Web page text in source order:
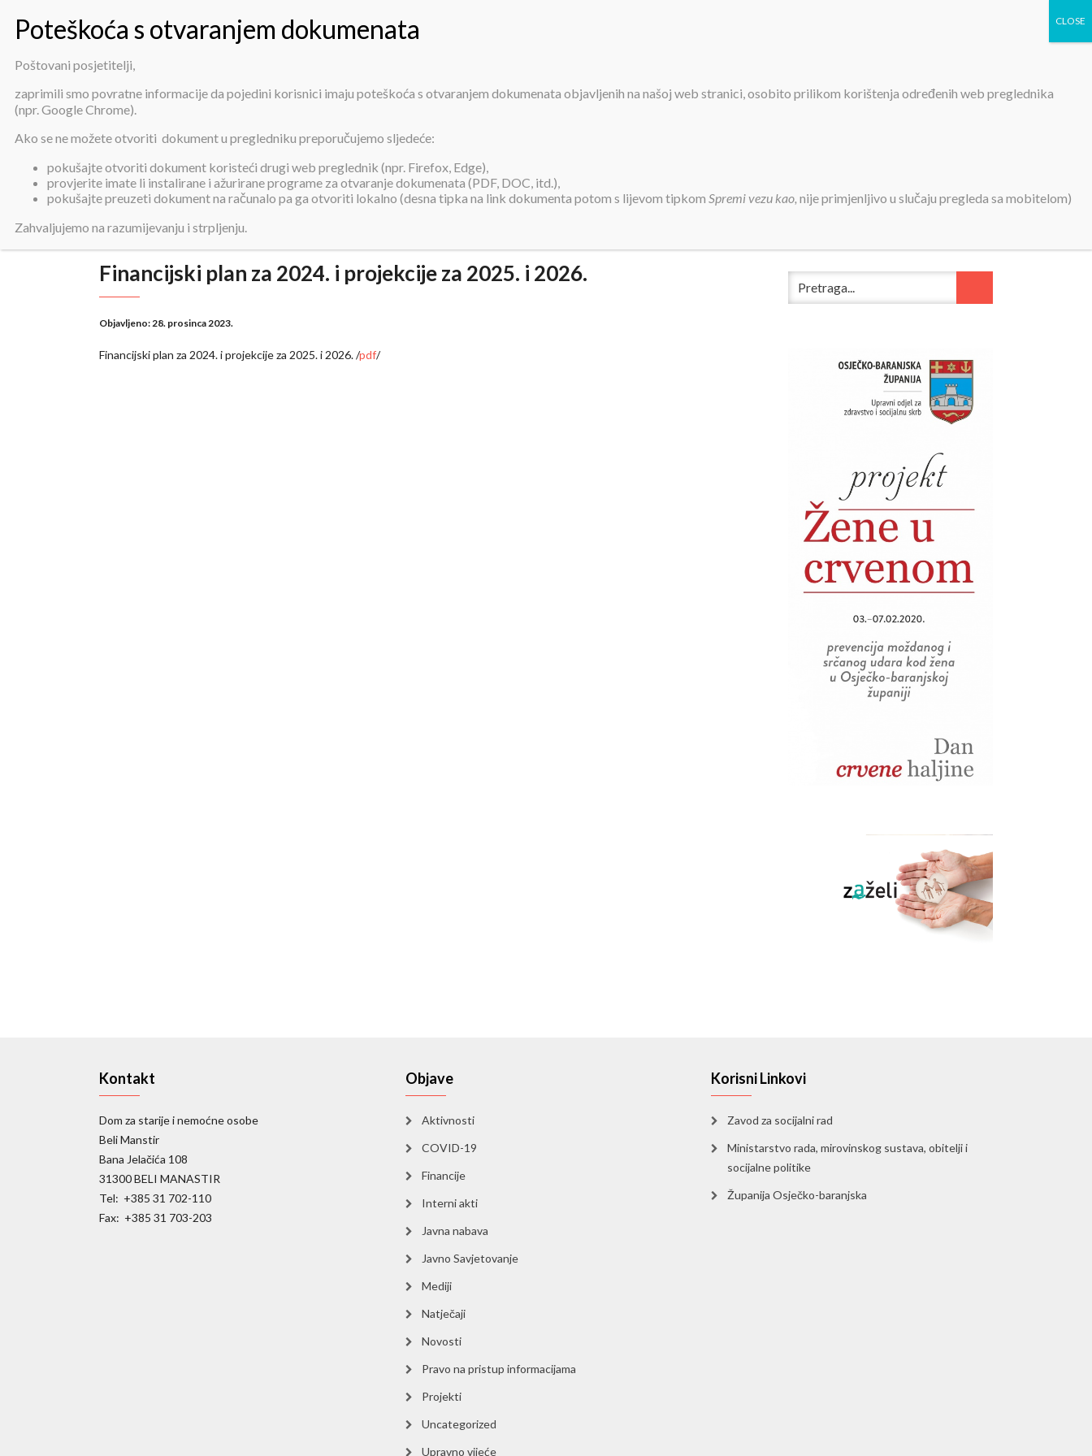
Financijski plan za 2024. i projekcije za 2025. i 2026.
Financijski plan za 2024. i projekcije za 2025. i 2026.
Objavljeno: 28. prosinca 2023.
Financijski plan za 2024. i projekcije za 2025. i 2026. /pdf/
Kontakt
Dom za starije i nemoćne osobe
Beli Manstir
Bana Jelačića 108
31300 BELI MANASTIR
Tel: +385 31 702-110
Fax: +385 31 703-203
Objave
Aktivnosti
COVID-19
Financije
Interni akti
Javna nabava
Javno Savjetovanje
Mediji
Natječaji
Novosti
Pravo na pristup informacijama
Projekti
Uncategorized
Upravno vijeće
Korisni Linkovi
Zavod za socijalni rad
Ministarstvo rada, mirovinskog sustava, obitelji i
socijalne politike
Županija Osječko-baranjska
Poštovani posjetitelji,
zaprimili smo povratne informacije da pojedini korisnici imaju poteškoća s otvaranjem dokumenata objavljenih na našoj web stranici, osobito prilikom korištenja određenih web preglednika
(npr. Google Chrome).
Ako se ne možete otvoriti dokument u pregledniku preporučujemo sljedeće:
pokušajte otvoriti dokument koristeći drugi web preglednik (npr. Firefox, Edge),
provjerite imate li instalirane i ažurirane programe za otvaranje dokumenata (PDF, DOC, itd.),
pokušajte preuzeti dokument na računalo pa ga otvoriti lokalno (desna tipka na link dokumenta potom s lijevom tipkom Spremi vezu kao, nije primjenljivo u slučaju pregleda sa mobitelom)
Zahvaljujemo na razumijevanju i strpljenju.